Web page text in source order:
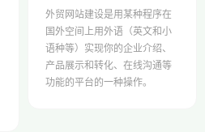
外贸网站建设是用某种程序在
国外空间上用外语（英文和小
语种等）实现你的企业介绍、
产品展示和转化、在线沟通等
功能的平台的一种操作。